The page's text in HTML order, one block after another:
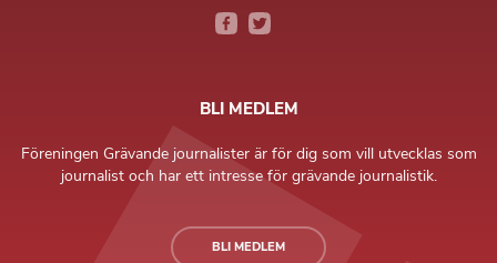
BLI MEDLEM
Föreningen Grävande journalister är för dig som vill utvecklas som
journalist och har ett intresse för grävande journalistik.
BLI MEDLEM